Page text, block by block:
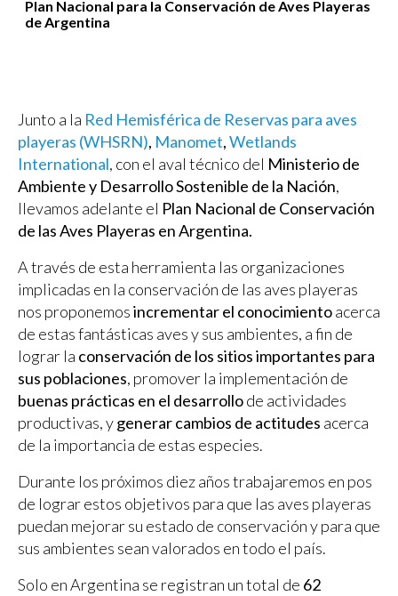
Plan Nacional para la Conservación de Aves Playeras
de Argentina
Junto a la Red Hemisférica de Reservas para aves
playeras (WHSRN), Manomet,Wetlands
International, con el aval técnico del Ministerio de
Ambiente y Desarrollo Sostenible de la Nación,
llevamos adelante el Plan Nacional de Conservación
de las Aves Playeras en Argentina.
A través de esta herramienta las organizaciones
implicadas en la conservación de las aves playeras
nos proponemosincrementar el conocimientoacerca
de estas fantásticas aves y sus ambientes, a fin de
lograr la conservación de los sitios importantes para
sus poblaciones, promover la implementación de
buenas prácticas en el desarrollode actividades
productivas, ygenerar cambios de actitudes acerca
de la importancia de estas especies.
Durante los próximos diez años trabajaremos en pos
de lograr estos objetivos para que las aves playeras
puedan mejorar su estado de conservación y para que
sus ambientes sean valorados en todo el país.
Solo en Argentina se registran un total de 62